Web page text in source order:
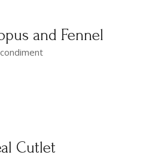
and Fennel
Cutlet